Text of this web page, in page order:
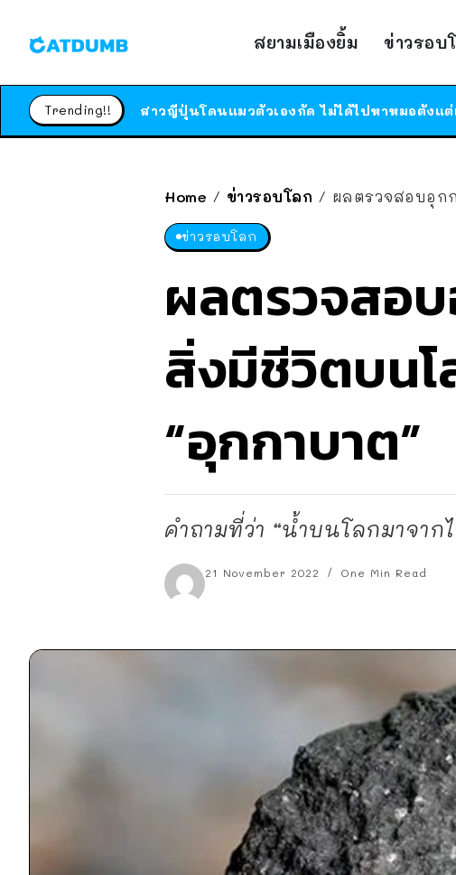
สยามเมืองยิ้ม ข่าวรอบ
Trending!!
Home / ข่าวรอบโลก / ผลตรวจสอบอุก
ข่าวรอบโลก
ผลตรวจสอ
สิ่งมีชีวิตบนโ
“อุกกาบาต”
คำถามที่ว่า “น้ำบนโลกมาจาก
21 November 2022 One Min Read